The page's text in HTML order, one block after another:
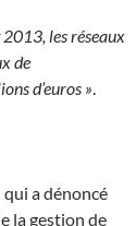
les réseaux
de
d’euros ».
a dénoncé
la gestion de